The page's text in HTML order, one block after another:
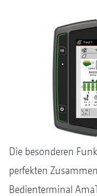
Die besonderen
perfekten
Bedienterminal